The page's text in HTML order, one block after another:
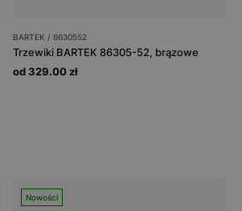
BARTEK / 8630552
Trzewiki BARTEK 86305-52, brązowe
od 329.00 zł
Nowości